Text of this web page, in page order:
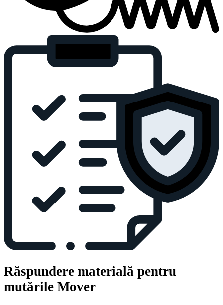
Răspundere materială pentru
mutările Mover